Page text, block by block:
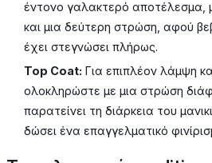
έντονο γαλακτερό αποτέλεσμα,
και μια δεύτερη στρώση, αφού
έχει στεγνώσει πλήρως.
Top Coat: Για επιπλέον λάμψη
ολοκληρώστε με μια στρώση
παρατείνει τη διάρκεια του
δώσει ένα επαγγελματικό